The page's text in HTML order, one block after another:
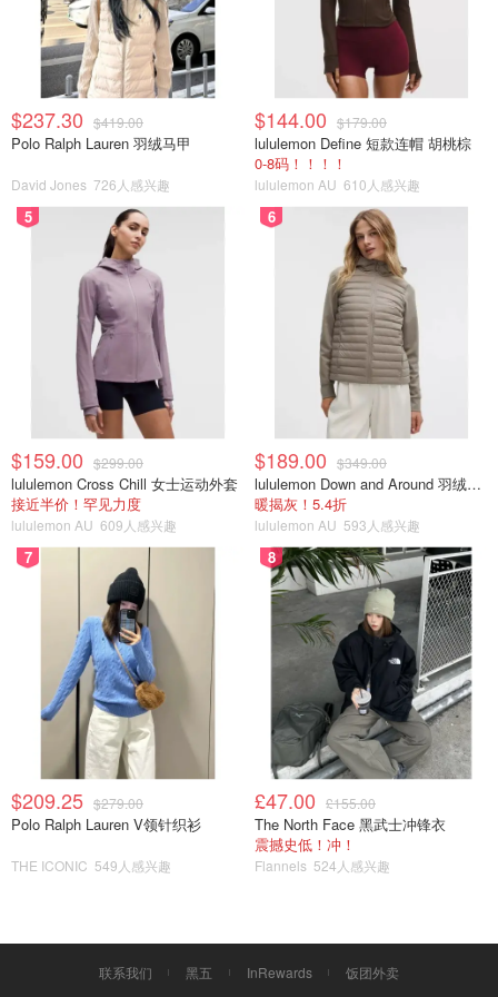
3️⃣15分钟到了以后，就把月饼皮都分成25克一个，并且滚
慢慢包，包好之后把它滚圆，重复17个动作。
$237.30 $419.00
Polo Ralph Lauren 羽绒马甲
David Jones 726人感兴趣
$144.00 $179.00
lululemon Define 短款连帽 胡桃棕
0-8码！！！！
lululemon AU 610人感兴趣
5
$159.00 $299.00
lululemon Cross Chill 女士运动外套
接近半价！罕见力度
lululemon AU 609人感兴趣
6
$189.00 $349.00
lululemon Down and Around 羽绒夹克
暖揭灰！5.4折
lululemon AU 593人感兴趣
7
$209.25 $279.00
Polo Ralph Lauren V领针织衫
THE ICONIC 549人感兴趣
8
£47.00 £155.00
The North Face 黑武士冲锋衣
震撼史低！冲！
Flannels 524人感兴趣
联系我们 黑五 InRewards
饭团外卖